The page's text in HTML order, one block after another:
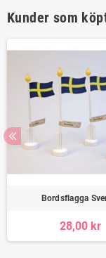
Kunder som
Bordsflagga
28,00 kr